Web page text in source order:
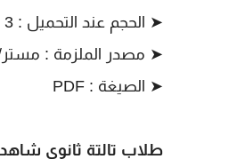
➤ الحجم عند التحميل : 3 ميجا
➤ مصدر الملزمة :
➤ الصيغة : PDF
طلاب تالتة ثانوى